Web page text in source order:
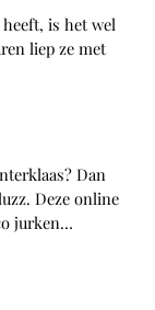
is het wel
liep ze met
Dan
Deze online
jurken…